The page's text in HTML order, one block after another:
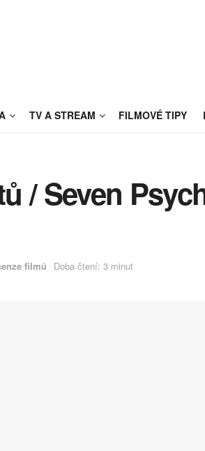
TV A STREAM FILMOVÉ TIPY
/ Seven
filmů Doba čtení: 3 minut